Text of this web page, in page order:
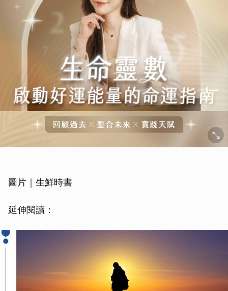
圖片｜生鮮時書
延伸閱讀：